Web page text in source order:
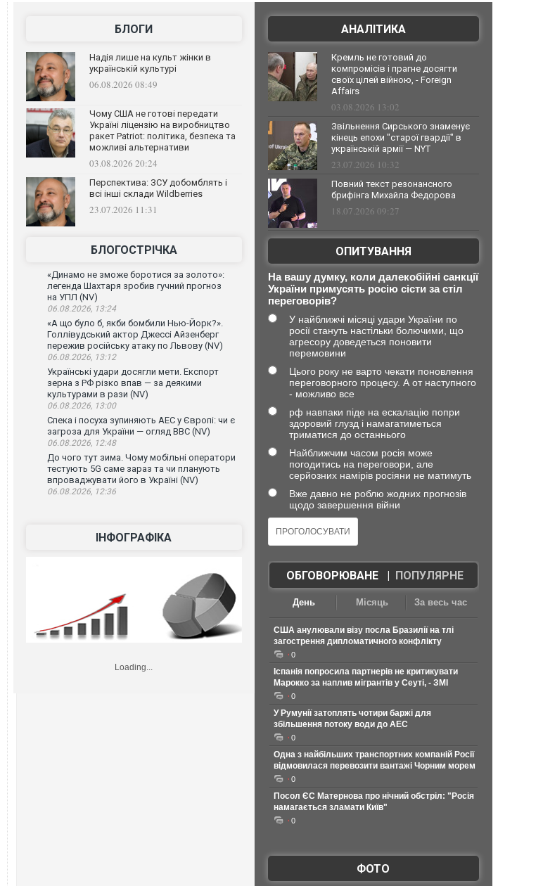
БЛОГИ
Надія лише на культ жінки в
українській культурі
06.08.2026 08:49
Чому США не готові передати
Україні ліцензію на виробництво
ракет Patriot: політика, безпека та
можливі альтернативи
03.08.2026 20:24
Перспектива: ЗСУ добомблять і
всі інші склади Wildberries
23.07.2026 11:31
БЛОГОСТРІЧКА
«Динамо не зможе боротися за золото»:
легенда Шахтаря зробив гучний прогноз
на УПЛ (NV)
06.08.2026, 13:24
«А що було б, якби бомбили Нью-Йорк?».
Голлівудський актор Джессі Айзенберг
пережив російську атаку по Львову (NV)
06.08.2026, 13:12
Українські удари досягли мети. Експорт
зерна з РФ різко впав — за деякими
культурами в рази (NV)
06.08.2026, 13:00
Спека і посуха зупиняють АЕС у Європі: чи є
загроза для України — огляд ВВС (NV)
06.08.2026, 12:48
До чого тут зима. Чому мобільні оператори
тестують 5G саме зараз та чи планують
впроваджувати його в Україні (NV)
06.08.2026, 12:36
ІНФОГРАФІКА
Loading...
АНАЛІТИКА
Кремль не готовий до
компромісів і прагне досягти
своїх цілей війною, - Foreign
Affairs
03.08.2026 13:02
Звільнення Сирського знаменує
кінець епохи "старої гвардії" в
українській армії — NYT
23.07.2026 10:32
Повний текст резонансного
брифінга Михайла Федорова
18.07.2026 09:27
ОПИТУВАННЯ
На вашу думку, коли далекобійні санкції
України примусять росію сісти за стіл
переговорів?
У найближчі місяці удари України по
росії стануть настільки болючими, що
агресору доведеться поновити
перемовини
Цього року не варто чекати поновлення
переговорного процесу. А от наступного
- можливо все
рф навпаки піде на ескалацію попри
здоровий глузд і намагатиметься
триматися до останнього
Найближчим часом росія може
погодитись на переговори, але
серйозних намірів росіяни не матимуть
Вже давно не роблю жодних прогнозів
щодо завершення війни
ОБГОВОРЮВАНЕ| ПОПУЛЯРНЕ
День Місяць За весь час
США анулювали візу посла Бразилії на тлі
загострення дипломатичного конфлікту
0
Іспанія попросила партнерів не критикувати
Марокко за наплив мігрантів у Сеуті, - ЗМІ
0
У Румунії затоплять чотири баржі для
збільшення потоку води до АЕС
0
Одна з найбільших транспортних компаній Росії
відмовилася перевозити вантажі Чорним морем
0
Посол ЄС Матернова про нічний обстріл: "Росія
намагається зламати Київ"
0
ФОТО